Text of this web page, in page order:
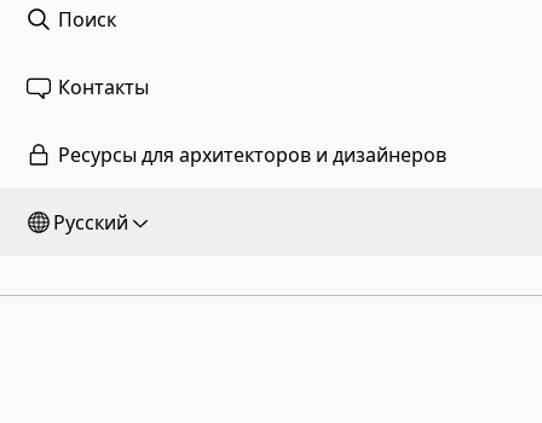
Поиск
Контакты
Ресурсы для архитекторов и дизайнеров
Русский